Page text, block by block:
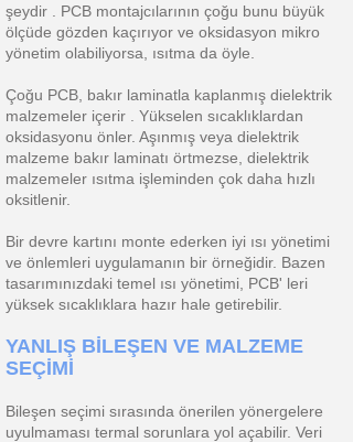
şeydir . PCB montajcılarının çoğu bunu büyük
ölçüde gözden kaçırıyor ve oksidasyon mikro
yönetim olabiliyorsa, ısıtma da öyle.
Çoğu PCB, bakır laminatla kaplanmış dielektrik
malzemeler içerir . Yükselen sıcaklıklardan
oksidasyonu önler. Aşınmış veya dielektrik
malzeme bakır laminatı örtmezse, dielektrik
malzemeler ısıtma işleminden çok daha hızlı
oksitlenir.
Bir devre kartını monte ederken iyi ısı yönetimi
ve önlemleri uygulamanın bir örneğidir. Bazen
tasarımınızdaki temel ısı yönetimi, PCB' leri
yüksek sıcaklıklara hazır hale getirebilir.
YANLIŞ BİLEŞEN VE MALZEME
SEÇİMİ
Bileşen seçimi sırasında önerilen yönergelere
uyulmaması termal sorunlara yol açabilir. Veri